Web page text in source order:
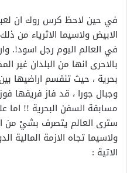
في حين لاحظ كرس روك ان
الابيض ولاسيما الاثرياء من
في العالم اليوم رجل اسود!.
بالاحرى انها من البلدان غير
بحرية ، حيث تنقسم اراضيها
وجبال جورا ، قد فاز فريقها
مسابقة السفن البحرية !! اما
سترى العالم يتصرف بشيْ من
ولاسيما تجاه الازمة المالية
الاتية :